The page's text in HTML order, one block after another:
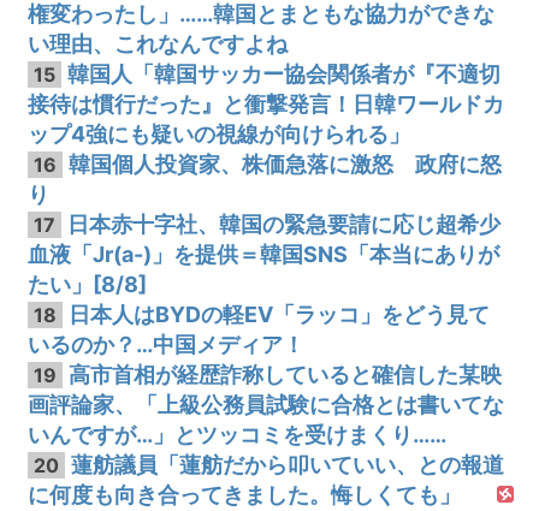
権変わったし」……韓国とまともな協力ができな
い理由、これなんですよね
15 韓国人「韓国サッカー協会関係者が『不適切
接待は慣行だった』と衝撃発言！日韓ワールドカ
ップ4強にも疑いの視線が向けられる」
16 韓国個人投資家、株価急落に激怒 政府に怒
り
17
日本赤十字社、韓国の緊急要請に応じ超希少
血液「Jr(a-)」を提供＝韓国SNS「本当にありが
たい」[8/8]
18
日本人はBYDの軽EV「ラッコ」をどう見て
いるのか？…中国メディア！
19 高市首相が経歴詐称していると確信した某映
画評論家、「上級公務員試験に合格とは書いてな
いんですが…」とツッコミを受けまくり……
20 蓮舫議員「蓮舫だから叩いていい、との報道
に何度も向き合ってきました。悔しくても」